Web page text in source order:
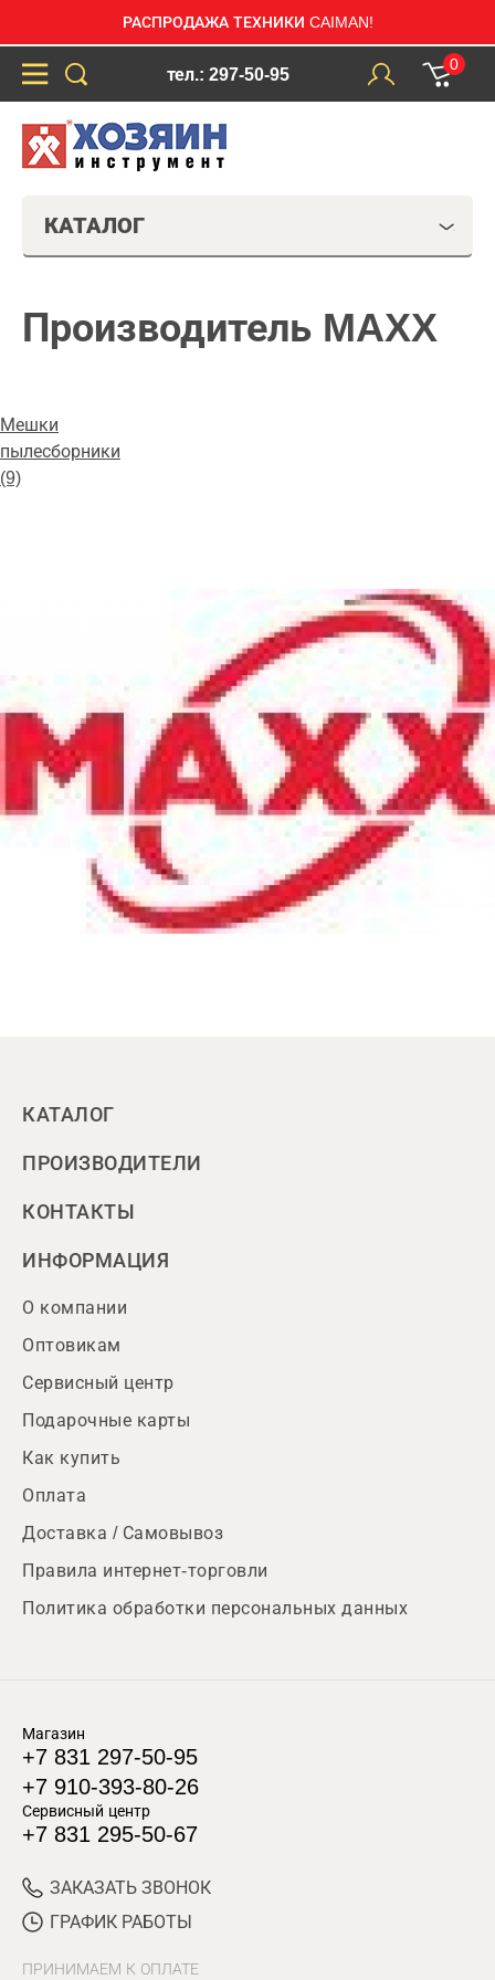
РАСПРОДАЖА ТЕХНИКИ CAIMAN!
тел.: 297-50-95
0
КАТАЛОГ
Производитель MAXX
Мешки
пылесборники
(9)
КАТАЛОГ
ПРОИЗВОДИТЕЛИ
КОНТАКТЫ
ИНФОРМАЦИЯ
О компании
Оптовикам
Сервисный центр
Подарочные карты
Как купить
Оплата
Доставка / Самовывоз
Правила интернет-торговли
Политика обработки персональных данных
Магазин
+7 831 297-50-95
+7 910-393-80-26
Сервисный центр
+7 831 295-50-67
ЗАКАЗАТЬ ЗВОНОК
ГРАФИК РАБОТЫ
ПРИНИМАЕМ К ОПЛАТЕ